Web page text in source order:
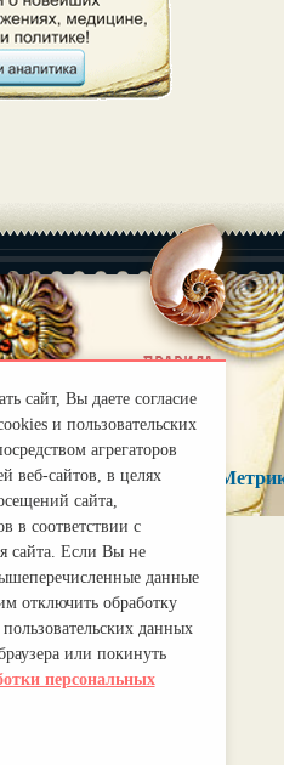
Правила
сайт, Вы даете согласие
и пользовательских
агрегаторов
веб-сайтов, в целях
сайта,
в соответствии с
сайта. Если Вы не
данные
отключить обработку
данных
или покинуть
персональных